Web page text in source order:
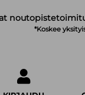
*Koskee